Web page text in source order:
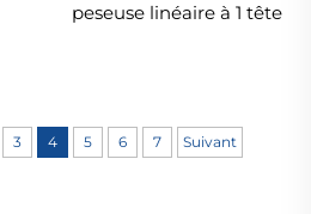
peseuse linéaire à 1 tête
3 4 5 6 7 Suivant